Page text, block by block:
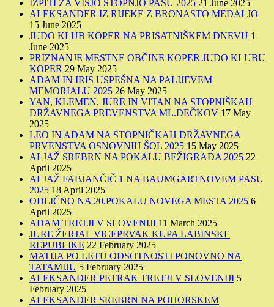
IZPITI ZA VIŠJO STOPNJO PASU 2025 21 June 2025
ALEKSANDER IZ RIJEKE Z BRONASTO MEDALJO
15 June 2025
JUDO KLUB KOPER NA PRISATNIŠKEM DNEVU 1
June 2025
PRIZNANJE MESTNE OBČINE KOPER JUDO KLUBU
KOPER 29 May 2025
ADAM IN IRIS USPEŠNA NA PALIJEVEM
MEMORIALU 2025 26 May 2025
YAN, KLEMEN, JURE IN VITAN NA STOPNIŠKAH
DRŽAVNEGA PREVENSTVA ML.DEČKOV 17 May
2025
LEO IN ADAM NA STOPNIČKAH DRŽAVNEGA
PRVENSTVA OSNOVNIH ŠOL 2025 15 May 2025
ALJAŽ SREBRN NA POKALU BEŽIGRADA 2025 22
April 2025
ALJAŽ FABJANČIČ 1 NA BAUMGARTNOVEM PASU
2025 18 April 2025
ODLIČNO NA 20.POKALU NOVEGA MESTA 2025 6
April 2025
ADAM TRETJI V SLOVENIJI 11 March 2025
JURE ŽERJAL VICEPRVAK KUPA LABINSKE
REPUBLIKE 22 February 2025
MATIJA PO LETU ODSOTNOSTI PONOVNO NA
TATAMIJU 5 February 2025
ALEKSANDER PETRAK TRETJI V SLOVENIJI 5
February 2025
ALEKSANDER SREBRN NA POHORSKEM